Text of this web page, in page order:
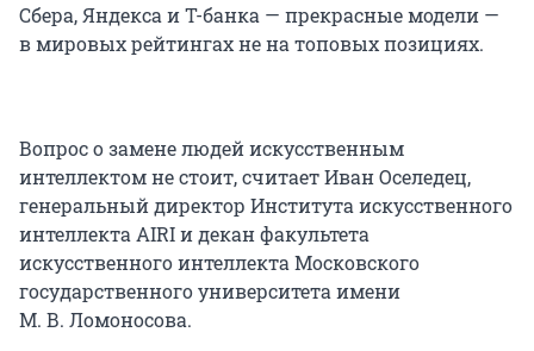
Сбера, Яндекса и Т-банка — прекрасные модели —
в мировых рейтингах не на топовых позициях.
Вопрос о замене людей искусственным
интеллектом не стоит, считает Иван Оселедец,
генеральный директор Института искусственного
интеллекта AIRI и декан факультета
искусственного интеллекта Московского
государственного университета имени
М. В. Ломоносова.